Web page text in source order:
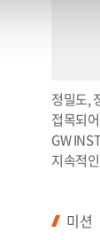
정밀도,
접목되
GW
지속적
미션